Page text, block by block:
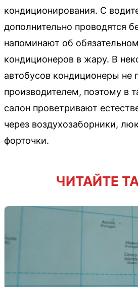
кондиционирования. С
дополнительно проводятся
напоминают об
кондиционеров в жару. В
автобусов кондиционеры не
производителем, поэтому в
салон проветривают
через воздухозаборники,
форточки.
ЧИТАЙТЕ